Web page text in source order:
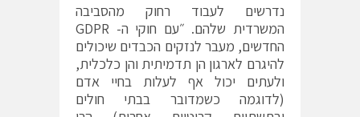
נדרשים לעבוד רחוק מהסביבה
המשרדית שלהם. ״עם חוקי ה- GDPR
החדשים, מעבר לנזקים הכבדים שיכולים
להיגרם לארגון הן תדמיתית והן כלכלית,
ולעתים יכול אף לעלות בחיי אדם
(לדוגמה כשמדובר בבתי חולים